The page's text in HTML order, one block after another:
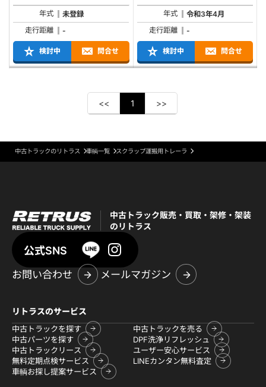
年式
未登録
走行距離
-
検討中 問合せ
年式
令和3年4月
走行距離
-
検討中 問合せ
<< 1 >>
中古トラックのリトラス 車輌一覧 スクラップ運搬用トレーラ
中古トラック販売・買取・架修・架装
のリトラス
公式SNS
お問い合わせ
メールマガジン
リトラスのサービス
中古トラックを探す
中古トラックを売る
中古パーツを探す
DPF洗浄リフレッシュ
中古トラックリース
ユーザー安心サービス
無料定期点検サービス
LINEカンタン無料査定
車輌お探し提案サービス